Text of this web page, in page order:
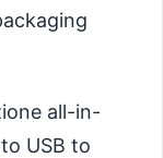
all-in-
USB to